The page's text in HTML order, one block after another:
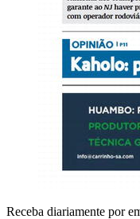
Receba diariamente por